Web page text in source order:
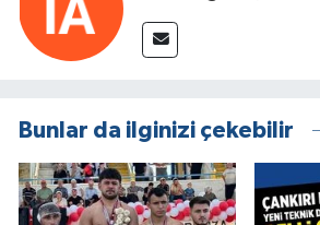
Bunlar da ilginizi çekebilir